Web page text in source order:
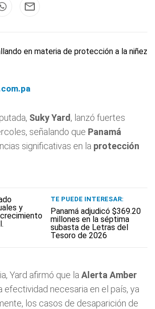
Suky Yard , lanzó fuertes
señalando que Panamá
significativas en la protección
TE PUEDE INTERESAR:
Panamá adjudicó $369.20
millones en la séptima
subasta de Letras del
Tesoro de 2026
Yard afirmó que la Alerta Amber
efectividad necesaria en el país, ya
los casos de desaparición de